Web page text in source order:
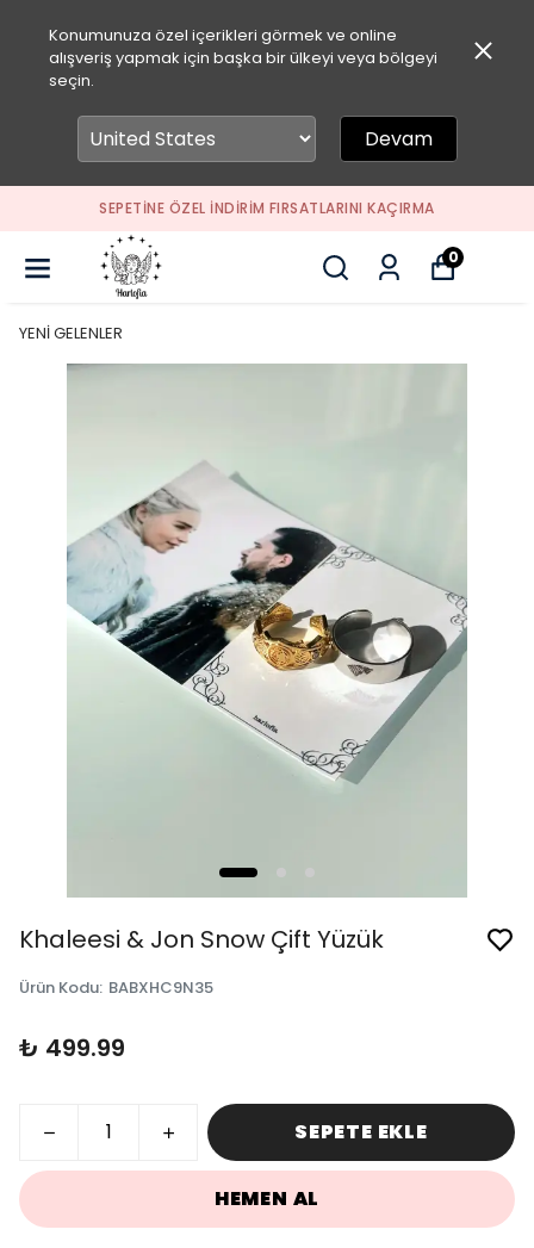
Konumunuza özel içerikleri görmek ve online
alışveriş yapmak için başka bir ülkeyi veya bölgeyi
seçin.
Devam
SEPETİNE ÖZEL İNDİRİM FIRSATLARINI KAÇIRMA
0
YENİ GELENLER
Khaleesi & Jon Snow Çift Yüzük
Ürün Kodu: BABXHC9N35
₺ 499.99
SEPETE EKLE
HEMEN AL